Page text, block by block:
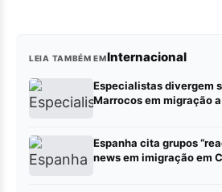
LEIA TAMBÉM EMInternacional
Especialistas divergem
Marrocos em migração
Espanha cita grupos
news em imigração em